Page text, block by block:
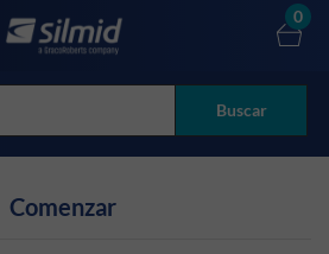
Buscar
0
Comenzar